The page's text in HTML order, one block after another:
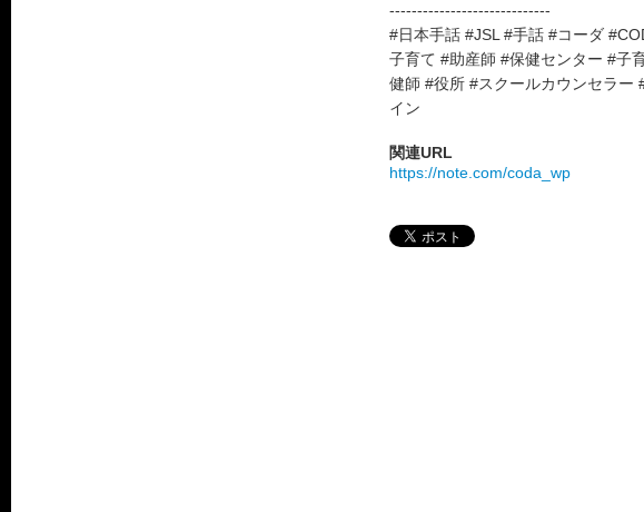
-----------------------------
#日本手話 #JSL #手話 #コーダ
子育て #助産師 #保健センター #子
健師 #役所 #スクールカウンセラー
イン
関連URL
https://note.com/coda_wp